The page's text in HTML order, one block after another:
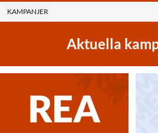
KAMPANJER
Aktuella